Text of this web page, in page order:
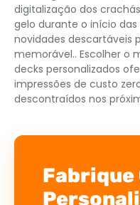
digitalização dos
gelo durante o início
novidades descartáveis
memorável.. Escolher o
decks personalizados
impressões de custo
descontraídos nos